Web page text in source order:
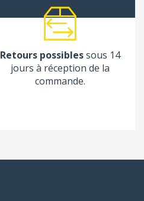
Retours possiblessous 14
jours à réception de la
commande.